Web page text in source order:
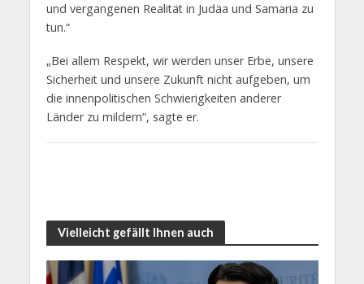
und vergangenen Realität in Judäa und Samaria zu
tun.“
„Bei allem Respekt, wir werden unser Erbe, unsere
Sicherheit und unsere Zukunft nicht aufgeben, um
die innenpolitischen Schwierigkeiten anderer
Länder zu mildern“, sagte er.
Vielleicht gefällt Ihnen auch